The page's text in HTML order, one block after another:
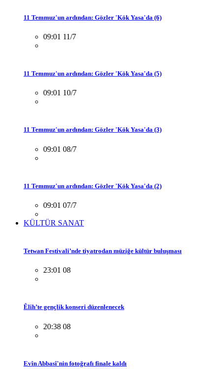
11 Temmuz'un ardından: Gözler 'Kök Yasa'da (6)
09:01 11/7
11 Temmuz'un ardından: Gözler 'Kök Yasa'da (5)
09:01 10/7
11 Temmuz'un ardından: Gözler 'Kök Yasa'da (3)
09:01 08/7
11 Temmuz'un ardından: Gözler 'Kök Yasa'da (2)
09:01 07/7
KÜLTÜR SANAT
Tetwan Festivali’nde tiyatrodan müziğe kültür buluşması
23:01 08
Êlih’te gençlik konseri düzenlenecek
20:38 08
Evîn Abbasî'nin fotoğrafı finale kaldı